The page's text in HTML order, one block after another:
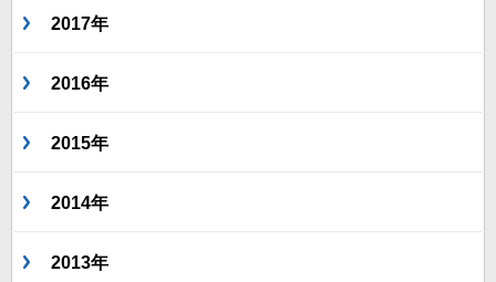
2017年
2016年
2015年
2014年
2013年